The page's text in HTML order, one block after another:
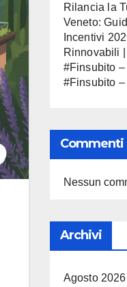
Rilancia la
Veneto:
Incentivi
Rinnovabili
#Finsubito
#Finsubito
Nessun
Archivi
Agosto 2026